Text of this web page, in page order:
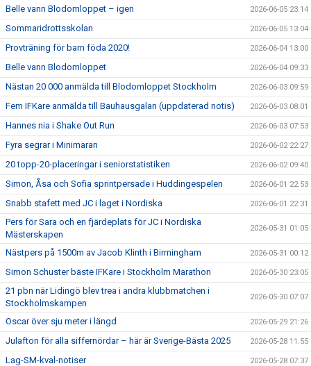
Belle vann Blodomloppet – igen 2026-06-05 23:14
Sommaridrottsskolan 2026-06-05 13:04
Provträning för barn föda 2020! 2026-06-04 13:00
Belle vann Blodomloppet 2026-06-04 09:33
Nästan 20 000 anmälda till Blodomloppet Stockholm 2026-06-03 09:59
Fem IFKare anmälda till Bauhausgalan (uppdaterad notis) 2026-06-03 08:01
Hannes nia i Shake Out Run 2026-06-03 07:53
Fyra segrar i Minimaran 2026-06-02 22:27
20 topp-20-placeringar i seniorstatistiken 2026-06-02 09:40
Simon, Åsa och Sofia sprintpersade i Huddingespelen 2026-06-01 22:53
Snabb stafett med JC i laget i Nordiska 2026-06-01 22:31
Pers för Sara och en fjärdeplats för JC i Nordiska
Mästerskapen
2026-05-31 01:05
Nästpers på 1500m av Jacob Klinth i Birmingham 2026-05-31 00:12
Simon Schuster bäste IFKare i Stockholm Marathon 2026-05-30 23:05
21 pbn när Lidingö blev trea i andra klubbmatchen i
Stockholmskampen
2026-05-30 07:07
Oscar över sju meter i längd 2026-05-29 21:26
Julafton för alla siffernördar – här är Sverige-Bästa 2025 2026-05-28 11:55
Lag-SM-kval-notiser 2026-05-28 07:37